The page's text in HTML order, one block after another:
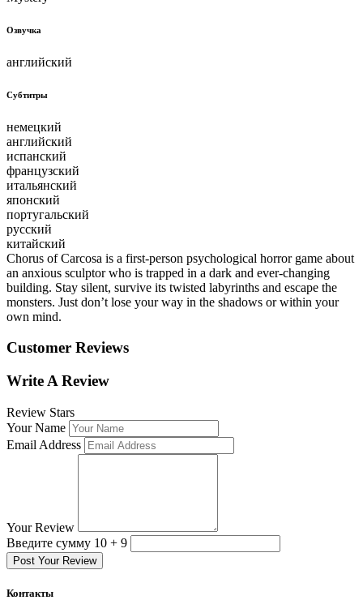
Озвучка
английский
Субтитры
немецкий
английский
испанский
французский
итальянский
японский
португальский
русский
китайский
Chorus of Carcosa is a first-person psychological horror game about
an anxious sculptor who is trapped in a dark and ever-changing
building. Stay silent, survive its twisted labyrinths and escape the
monsters. Just don’t lose your way in the shadows or within your
own mind.
Customer Reviews
Write A Review
Review Stars
Your Name
Email Address
Your Review
Введите сумму 10 + 9
Post Your Review
Контакты